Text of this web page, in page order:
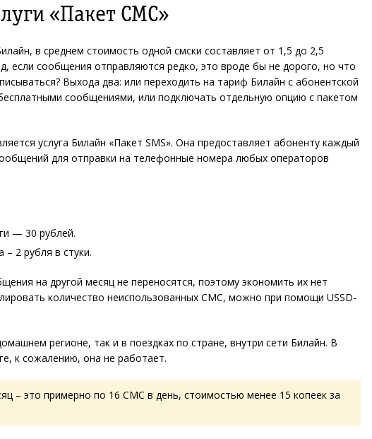
«Пакет СМС»
в среднем стоимость одной смски составляет от 1,5 до 2,5
если сообщения отправляются редко, это вроде бы не дорого, но что
Выхода два: или переходить на тариф Билайн с абонентской
сообщениями, или подключать отдельную опцию с пакетом
услуга Билайн «Пакет SMS». Она предоставляет абоненту каждый
для отправки на телефонные номера любых операторов
— 30 рублей.
– 2 рубля в стуки.
на другой месяц не переносятся, поэтому экономить их нет
количество неиспользованных СМС, можно при помощи USSD-
регионе, так и в поездках по стране, внутри сети Билайн. В
к сожалению, она не работает.
– это примерно по 16 СМС в день, стоимостью менее 15 копеек за